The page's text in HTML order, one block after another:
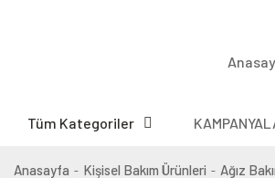
Tüm Kategoriler
Anasayfa Kişisel Bakım Ürünleri Ağız